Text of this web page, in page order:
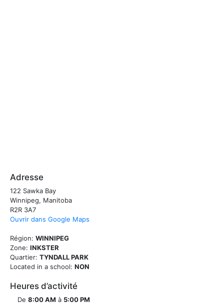
Adresse
122 Sawka Bay
Winnipeg, Manitoba
R2R 3A7
Ouvrir dans Google Maps
Région: WINNIPEG
Zone: INKSTER
Quartier: TYNDALL PARK
Located in a school: NON
Heures d’activité
De 8:00 AM à 5:00 PM